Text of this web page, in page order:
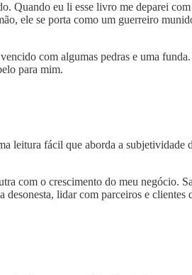
eu li esse livro me deparei com
ele se porta como um guerreiro
com algumas pedras e uma
para mim.
fácil que aborda a subjetividade
com o crescimento do meu negócio.
lidar com parceiros e clientes